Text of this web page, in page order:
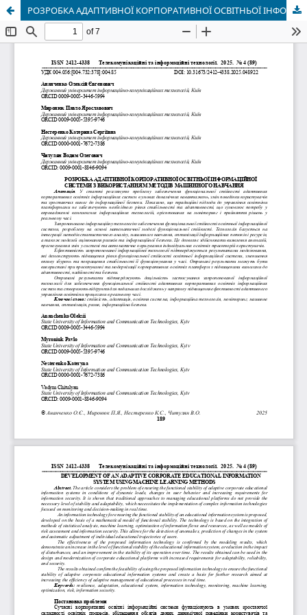
РОЗРОБКА АДАПТИВНОЇ КОРПОРАТИВНОЇ ОСВІТНЬОЇ ІНФОРМАЦІЙНОЇ СИСТЕМИ З ВИКОРИСТАННЯМ МЕТОДІВ МАШИННОГО НАВЧАННЯ